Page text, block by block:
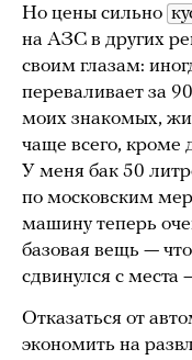
Но цены сильно
на АЗС в других
своим глазам:
переваливает за
моих знакомых,
чаще всего, кроме
У меня бак 50
по московским
машину теперь
базовая вещь —
сдвинулся с
Отказаться от
экономить на